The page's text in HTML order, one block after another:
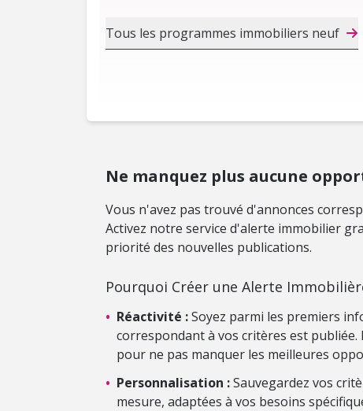
Tous les programmes immobiliers neuf
Ne manquez plus aucune
Vous n'avez pas trouvé d'annonces
Activez notre service d'alerte immobilier
priorité des nouvelles publications.
Pourquoi Créer une Alerte
• Réactivité :Soyez parmi les premiers
correspondant à vos critères est
pour ne pas manquer les meilleures
• Personnalisation :Sauvegardez vos
mesure, adaptées à vos besoins